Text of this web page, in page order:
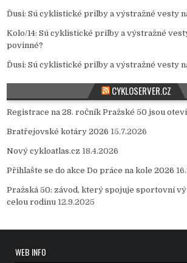
Ďusi:Sú cyklistické prilby a výstražné vesty
Kolo/14:Sú cyklistické prilby a výstražné
povinné?
Ďusi:Sú cyklistické prilby a výstražné vesty
CYKLOSERVER.CZ
Registrace na 28. ročník Pražské 50 jsou
Bratřejovské kotáry 2026 15.7.2026
Nový cykloatlas.cz 18.4.2026
Přihlašte se do akce Do práce na kole 2026
Pražská 50: závod, který spojuje sportovní
celou rodinu 12.9.2025
WEB INFO